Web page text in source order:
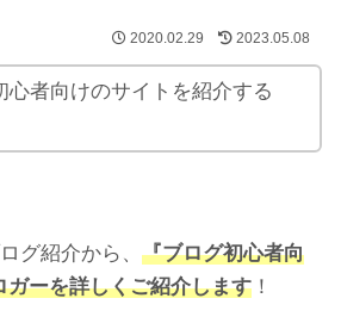
2020.02.29 2023.05.08
心者向けのサイトを紹介する
グ紹介から、 『ブログ初心者向
ガーを詳しくご紹介します ！